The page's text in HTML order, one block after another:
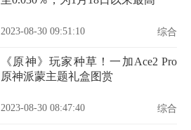
2023-08-30 09:51:10 综合
《原神》玩家种草！一加Ace2 Pro
原神派蒙主题礼盒图赏
2023-08-30 08:47:40 综合